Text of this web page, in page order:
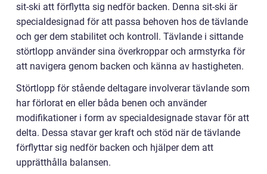
sit-ski att förflytta sig nedför backen. Denna sit-ski är
specialdesignad för att passa behoven hos de tävlande
och ger dem stabilitet och kontroll. Tävlande i sittande
störtlopp använder sina överkroppar och armstyrka för
att navigera genom backen och känna av hastigheten.
Störtlopp för stående deltagare involverar tävlande som
har förlorat en eller båda benen och använder
modifikationer i form av specialdesignade stavar för att
delta. Dessa stavar ger kraft och stöd när de tävlande
förflyttar sig nedför backen och hjälper dem att
upprätthålla balansen.